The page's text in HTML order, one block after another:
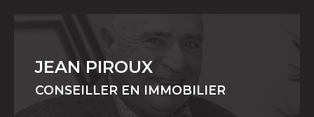
JEAN PIROUX
CONSEILLER EN IMMOBILIER